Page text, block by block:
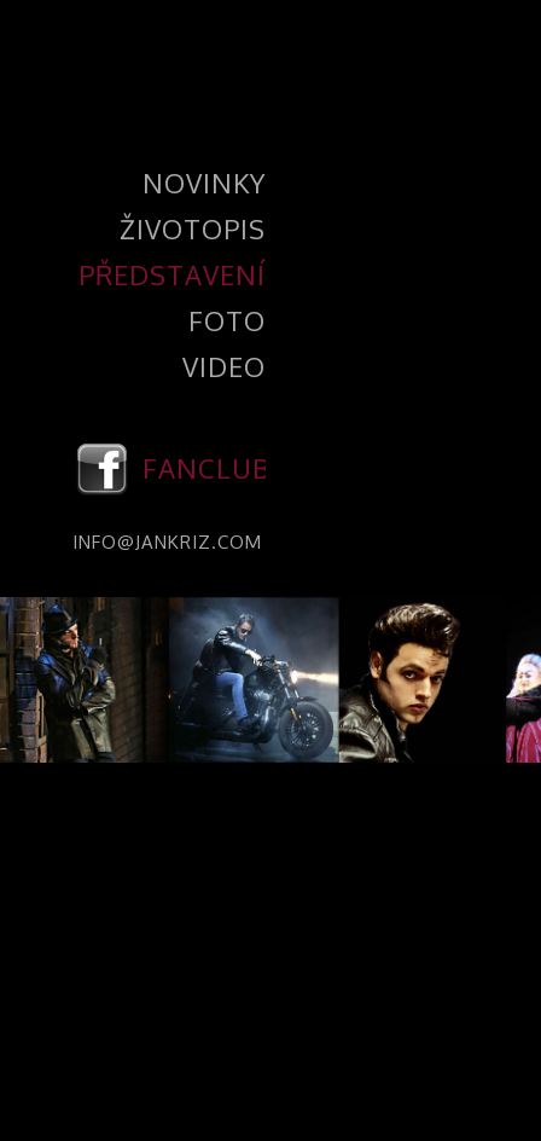
NOVINKY
ŽIVOTOPIS
PŘEDSTAVENÍ
FOTO
VIDEO
FANCLUB
INFO@JANKRIZ.COM